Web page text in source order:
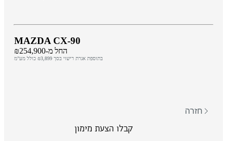
MAZDA CX-90
החל מ-₪254,900
בתוספת אגרת רישוי בסך ₪3,899 כולל מע"מ
חזרה
קבלו הצעת מימון